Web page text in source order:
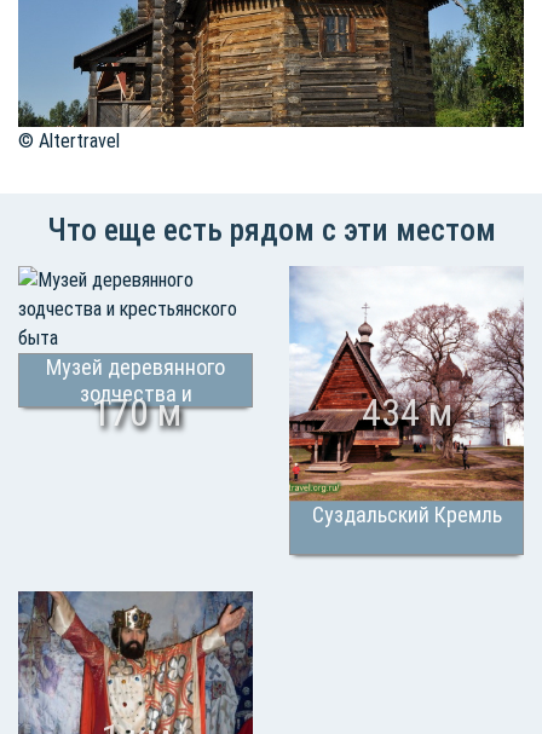
© Altertravel
Что еще есть рядом с эти местом
Музей деревянного
зодчества и
крестьянского быта
170 м
Суздальский Кремль
434 м